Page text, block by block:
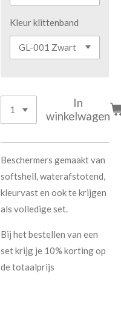
Kleur klittenband
In
winkelwagen
Beschermers gemaakt van
softshell, waterafstotend,
kleurvast en ook te krijgen
als volledige set.
Bij het bestellen van een
set krijg je 10% korting op
de totaalprijs